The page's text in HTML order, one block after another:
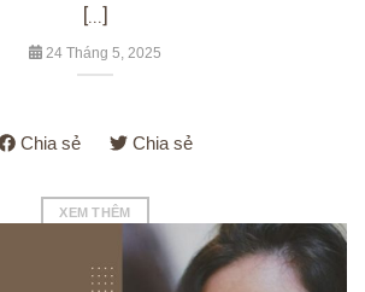
[...]
24 Tháng 5, 2025
XEM THÊM
Chia sẻ Chia sẻ